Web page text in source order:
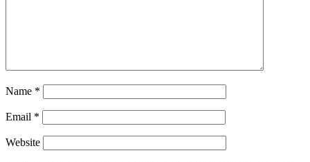
Name *
Email *
Website